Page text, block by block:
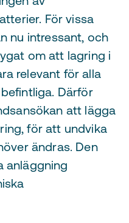
För vissa
nu intressant, och
om att lagring i
relevant för alla
Därför
att lägga
för att undvika
ändras. Den
anläggning